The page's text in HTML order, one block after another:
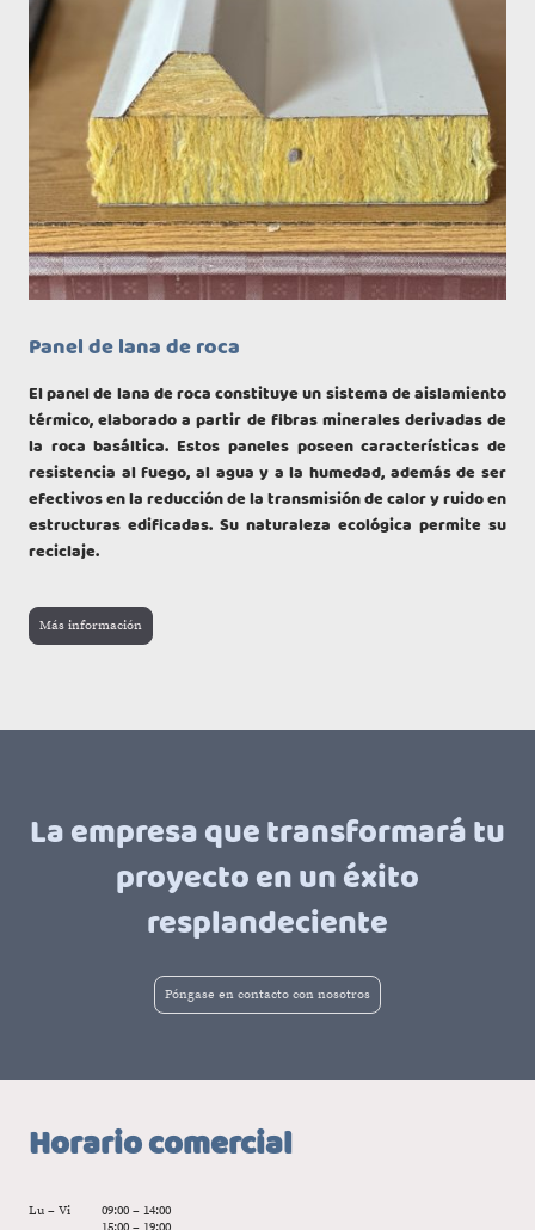
Panel de lana de roca
El panel de lana de roca constituye un sistema de aislamiento
térmico, elaborado a partir de fibras minerales derivadas de
la roca basáltica. Estos paneles poseen características de
resistencia al fuego, al agua y a la humedad, además de ser
efectivos en la reducción de la transmisión de calor y ruido en
estructuras edificadas. Su naturaleza ecológica permite su
reciclaje.
Más información
La empresa que transformará tu
proyecto en un éxito
resplandeciente
Póngase en contacto con nosotros
Horario comercial
Lu – Vi
09:00 – 14:00